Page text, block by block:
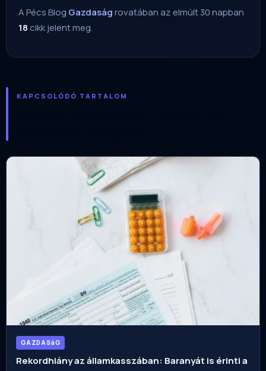
A Pécs Blog Gazdaságrovatában az elmúlt 30 napban
18 cikk jelent meg.
KAPCSOLÓDÓ TARTALOM
GAZDASáG
Rekordhiány az államkasszában: Baranyát is érinti a